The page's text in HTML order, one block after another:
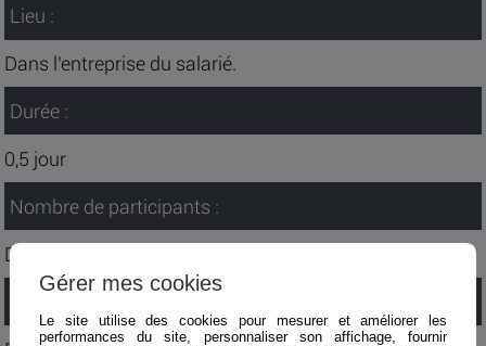
Lieu :
Dans l’entreprise du salarié.
Durée :
0,5 jour
Nombre de participants :
De 4 à 10 participants maximum.
Gérer mes cookies
Le site utilise des cookies pour mesurer et améliorer les
performances du site, personnaliser son affichage, fournir